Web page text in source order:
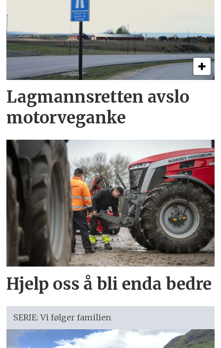
Lagmannsretten avslo
motorveganke
Hjelp oss å bli enda bedre
SERIE: Vi følger familien